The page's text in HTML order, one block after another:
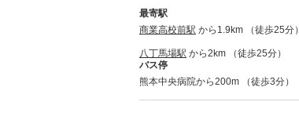
最寄駅
商業高校前駅 から1.9km （徒歩25分）
八丁馬場駅 から2km （徒歩25分）
バス停
熊本中央病院から200m （徒歩3分）